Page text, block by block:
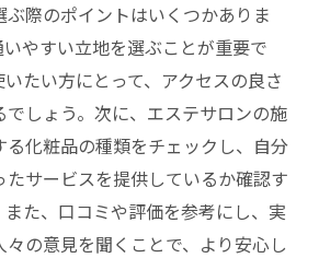
際のポイントはいくつかありま
やすい立地を選ぶことが重要で
たい方にとって、アクセスの良さ
しょう。次に、エステサロンの施
化粧品の種類をチェックし、自分
たサービスを提供しているか確認す
た、口コミや評価を参考にし、実
の意見を聞くことで、より安心し